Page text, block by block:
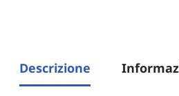
Descrizione